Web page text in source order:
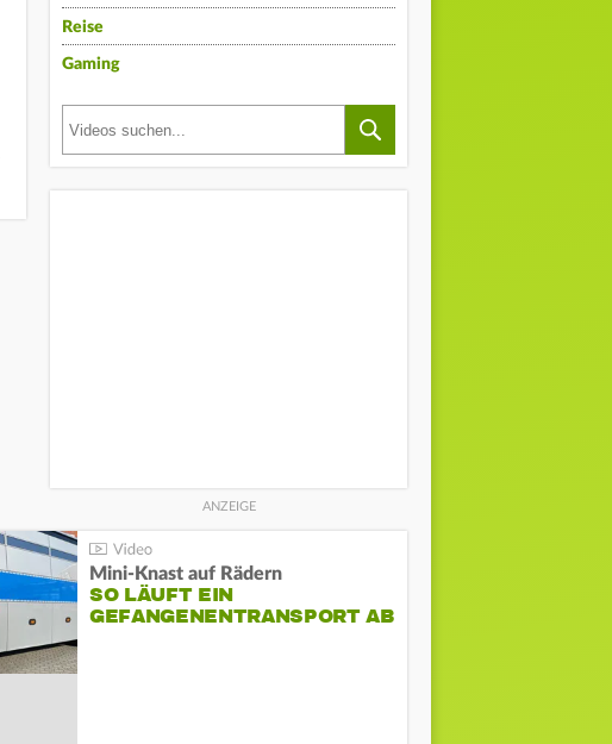
Reise
Gaming
Mini-Knast auf Rädern
SO LÄUFT EIN
GEFANGENENTRANSPORT AB